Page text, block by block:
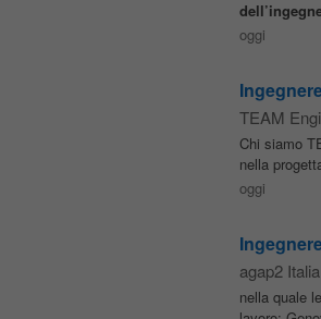
oggi
TEAM
Chi siamo
nella
oggi
agap2 Italia
nella quale